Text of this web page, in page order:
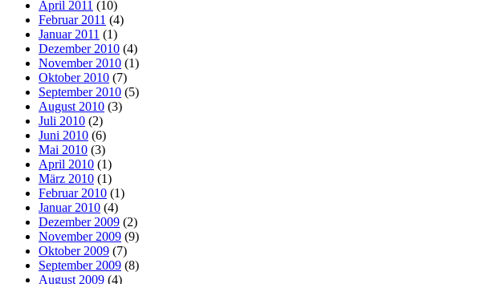
April 2011 (10)
Februar 2011 (4)
Januar 2011 (1)
Dezember 2010 (4)
November 2010 (1)
Oktober 2010 (7)
September 2010 (5)
August 2010 (3)
Juli 2010 (2)
Juni 2010 (6)
Mai 2010 (3)
April 2010 (1)
März 2010 (1)
Februar 2010 (1)
Januar 2010 (4)
Dezember 2009 (2)
November 2009 (9)
Oktober 2009 (7)
September 2009 (8)
August 2009 (4)